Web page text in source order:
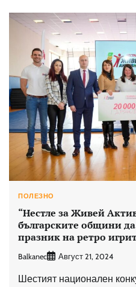
ПОЛЕЗНО
“Нестле за Живей
българските общини
празник на ретро
Balkanec Август 21, 2024
Шестият национален